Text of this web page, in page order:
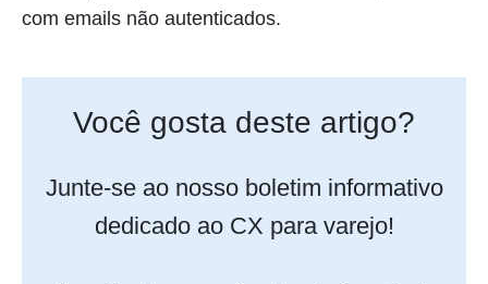
com emails não autenticados.
Você gosta deste artigo?
Junte-se ao nosso boletim informativo
dedicado ao CX para varejo!